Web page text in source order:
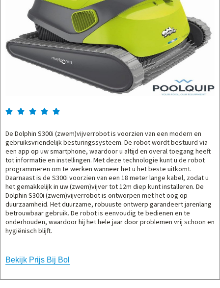
    
De Dolphin S300i (zwem)vijverrobot is voorzien van een modern en
gebruiksvriendelijk besturingssysteem. De robot wordt bestuurd via
een app op uw smartphone, waardoor u altijd en overal toegang heeft
tot informatie en instellingen. Met deze technologie kunt u de robot
programmeren om te werken wanneer het u het beste uitkomt.
Daarnaast is de S300i voorzien van een 18 meter lange kabel, zodat u
het gemakkelijk in uw (zwem)vijver tot 12m diep kunt installeren. De
Dolphin S300i (zwem)vijverrobot is ontworpen met het oog op
duurzaamheid. Het duurzame, robuuste ontwerp garandeert jarenlang
betrouwbaar gebruik. De robot is eenvoudig te bedienen en te
onderhouden, waardoor hij het hele jaar door problemen vrij schoon en
hygiënisch blijft.
Bekijk Prijs Bij Bol